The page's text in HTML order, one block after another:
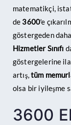
matematikçi,
de 3600'e
göstergeden
Hizmetler Sınıfı
göstergelerine
artış,tüm
olsa bir iyileşme
3600